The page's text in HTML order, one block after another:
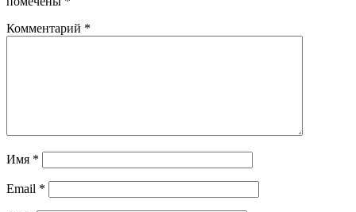
Комментарий *
Имя *
Email *